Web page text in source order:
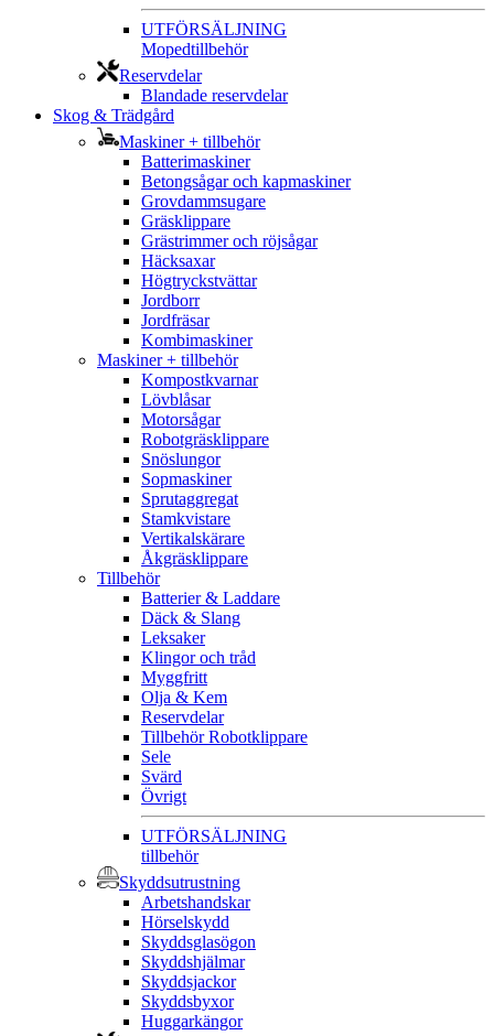
UTFÖRSÄLJNING
Mopedtillbehör
Reservdelar
Blandade reservdelar
Skog & Trädgård
Maskiner + tillbehör
Batterimaskiner
Betongsågar och kapmaskiner
Grovdammsugare
Gräsklippare
Grästrimmer och röjsågar
Häcksaxar
Högtryckstvättar
Jordborr
Jordfräsar
Kombimaskiner
Maskiner + tillbehör
Kompostkvarnar
Lövblåsar
Motorsågar
Robotgräsklippare
Snöslungor
Sopmaskiner
Sprutaggregat
Stamkvistare
Vertikalskärare
Åkgräsklippare
Tillbehör
Batterier & Laddare
Däck & Slang
Leksaker
Klingor och tråd
Myggfritt
Olja & Kem
Reservdelar
Tillbehör Robotklippare
Sele
Svärd
Övrigt
UTFÖRSÄLJNING
tillbehör
Skyddsutrustning
Arbetshandskar
Hörselskydd
Skyddsglasögon
Skyddshjälmar
Skyddsjackor
Skyddsbyxor
Huggarkängor